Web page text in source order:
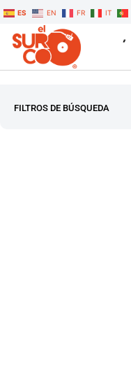
ES EN FR IT
FILTROS DE BÚSQUEDA